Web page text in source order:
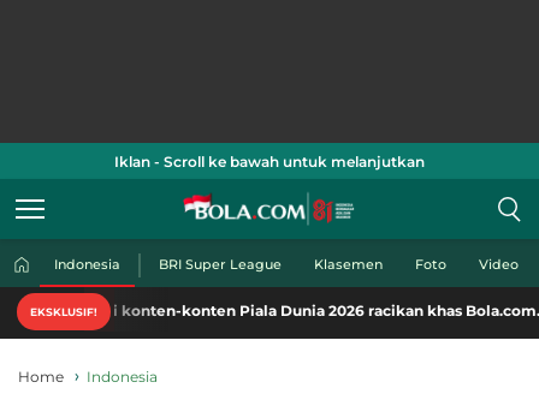
Iklan - Scroll ke bawah untuk melanjutkan
Indonesia BRI Super League Klasemen Foto Video
EKSKLUSIF!
konten-konten Piala Dunia 2026 racikan khas Bola.com. Klik di sini!
Home Indonesia